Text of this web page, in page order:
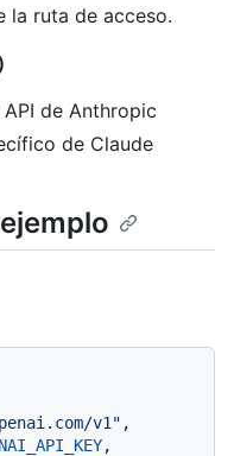
la ruta de acceso.
de Anthropic
de Claude
v1" ,
,